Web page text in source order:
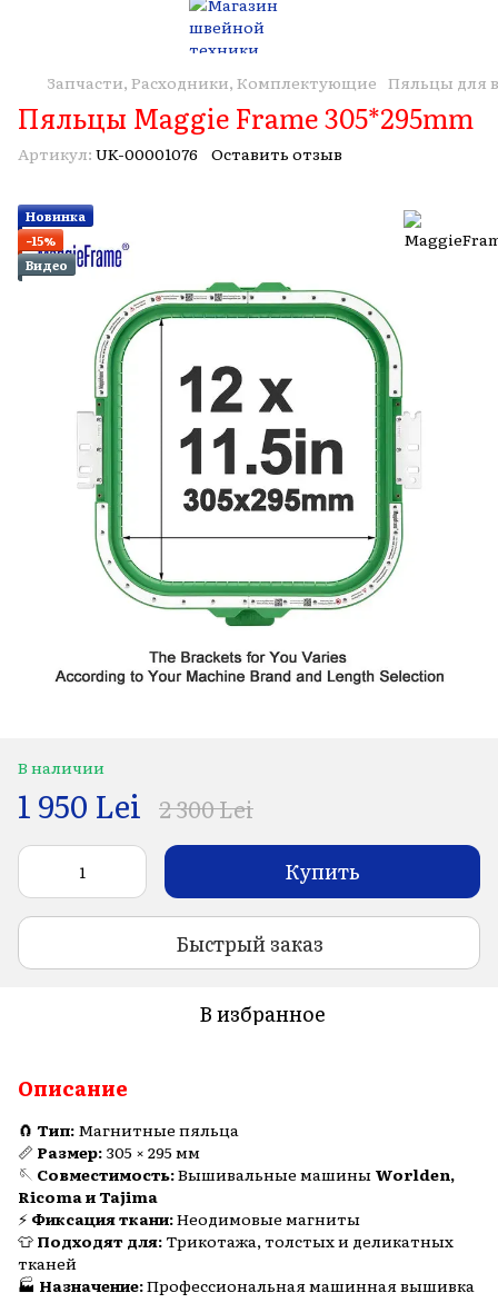
Запчасти, Расходники, Комплектующие Пяльцы для
Пяльцы Maggie Frame 305*295mm
Артикул: UK-00001076 Оставить отзыв
Новинка
−15%
Видео
В наличии
1 950 Lei 2 300 Lei
Купить
Быстрый заказ
В избранное
Описание
🧲 Тип: Магнитные пяльца
📏 Размер: 305 × 295 мм
🪡 Совместимость:Вышивальные машины Worlden,
Ricoma и Tajima
⚡ Фиксация ткани:Неодимовые магниты
👕 Подходят для: Трикотажа, толстых и деликатных
тканей
🏭 Назначение:Профессиональная машинная вышивка